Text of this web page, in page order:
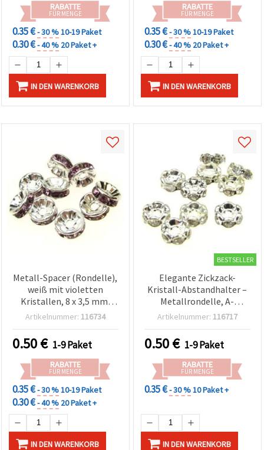
RABATTE
FÜR MENGE
0.35 €- 30 %10-19 Paket
0.30 €- 40 % 20 Paket +
IN DEN WARENKORB
RABATTE
FÜR MENGE
0.35 €- 30 %10-19 Paket
0.30 €- 40 % 20 Paket +
IN DEN WARENKORB
Metall-Spacer (Rondelle),
weiß mit violetten
Kristallen, 8 x 3,5 mm,
Loch: 1,5 mm, Qualität A,
Artikelnummer: 116734
0.50€ 1-9 Paket
RABATTE
FÜR MENGE
0.35 €- 30 %10-19 Paket
0.30 €- 40 % 20 Paket +
IN DEN WARENKORB
BESTSELLER
Elegante Zickzack-
Kristall-Abstandhalter –
Metallrondelle, A-
Qualität, Weiß, 4 x 2 mm,
für DIY-Schmuck &
Basteln
Artikelnummer: 116717
0.50€ 1-9 Paket
RABATTE
FÜR MENGE
0.35 €- 30 %10 Paket +
IN DEN WARENKORB